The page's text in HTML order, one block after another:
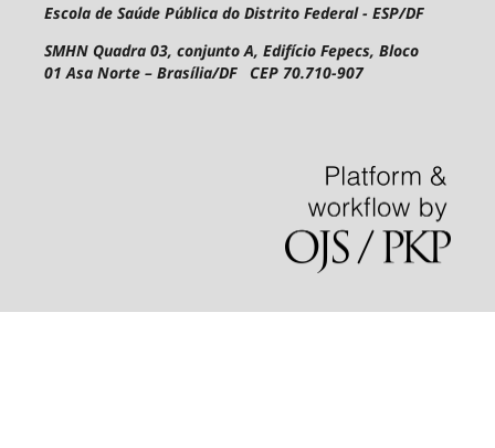
Escola de Saúde Pública do Distrito Federal - ESP/DF
SMHN Quadra 03, conjunto A, Edifício Fepecs, Bloco
01Asa Norte – Brasília/DF CEP 70.710-907